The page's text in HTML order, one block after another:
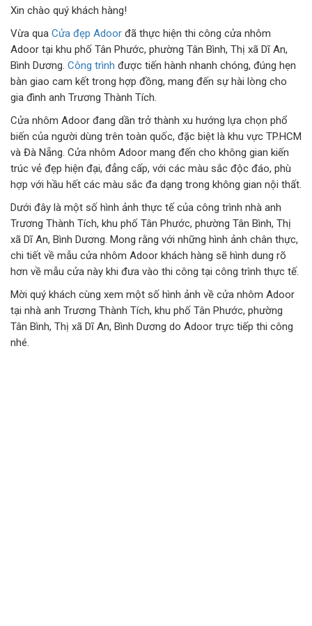
CỬA KÍNH TỰ ĐỘNG
GIẾNG TRỜI TỰ ĐỘNG
Xin chào quý khách hàng!
Vừa qua Cửa đẹp Adoor đã thực hiện thi công cửa nhôm
Adoor tại khu phố Tân Phước, phường Tân Bình, Thị xã Dĩ An,
Bình Dương. Công trình được tiến hành nhanh chóng, đúng hẹn
bàn giao cam kết trong hợp đồng, mang đến sự hài lòng cho
gia đình anh Trương Thành Tích.
Cửa nhôm Adoor đang dần trở thành xu hướng lựa chọn phổ
biến của người dùng trên toàn quốc, đặc biệt là khu vực TP.HCM
và Đà Nẵng. Cửa nhôm Adoor mang đến cho không gian kiến
trúc vẻ đẹp hiện đại, đẳng cấp, với các màu sắc độc đáo, phù
hợp với hầu hết các màu sắc đa dạng trong không gian nội thất.
Dưới đây là một số hình ảnh thực tế của công trình nhà anh
Trương Thành Tích, khu phố Tân Phước, phường Tân Bình, Thị
xã Dĩ An, Bình Dương. Mong rằng với những hình ảnh chân thực,
chi tiết về mẫu cửa nhôm Adoor khách hàng sẽ hình dung rõ
hơn về mẫu cửa này khi đưa vào thi công tại công trình thực tế.
Mời quý khách cùng xem một số hình ảnh về cửa nhôm Adoor
tại nhà anh Trương Thành Tích, khu phố Tân Phước, phường
Tân Bình, Thị xã Dĩ An, Bình Dương do Adoor trực tiếp thi công
nhé.